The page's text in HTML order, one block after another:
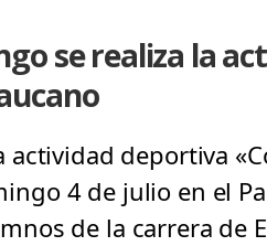
se realiza la
actividad deportiva
4 de julio en el
de la carrera de